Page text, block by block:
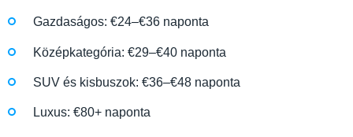
Gazdaságos: €24–€36 naponta
Középkategória: €29–€40 naponta
SUV és kisbuszok: €36–€48 naponta
Luxus: €80+ naponta